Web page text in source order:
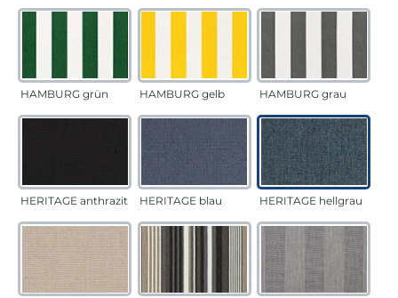
HAMBURG grün HAMBURG gelb HAMBURG grau
HERITAGE anthrazit HERITAGE blau HERITAGE hellgrau